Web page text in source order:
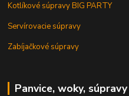
Kotlíkové súpravy BIG PARTY
Servírovacie súpravy
Zabíjačkové súpravy
Panvice, woky, súpravy